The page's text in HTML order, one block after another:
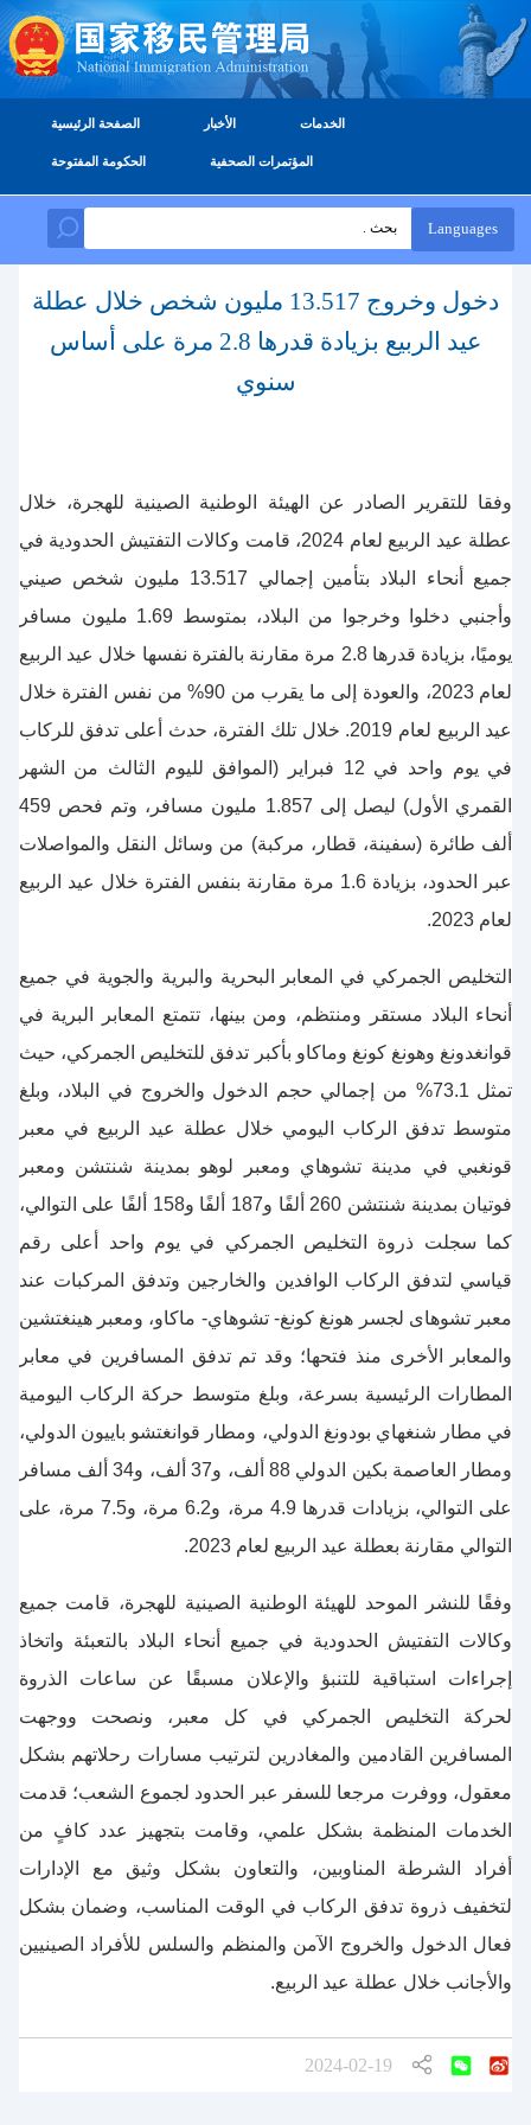
Languages
الصفحة الرئيسية الأخبار الخدمات
الحكومة المفتوحة المؤتمرات الصحفية
دخول وخروج 13.517 مليون شخص خلال عطلة
عيد الربيع بزيادة قدرها 2.8 مرة على أساس
سنوي
وفقا للتقرير الصادر عن الهيئة الوطنية الصينية للهجرة، خلال
عطلة عيد الربيع لعام 2024، قامت وكالات التفتيش الحدودية في
جميع أنحاء البلاد بتأمين إجمالي 13.517 مليون شخص صيني
وأجنبي دخلوا وخرجوا من البلاد، بمتوسط 1.69 مليون مسافر
يوميًا، بزيادة قدرها 2.8 مرة مقارنة بالفترة نفسها خلال عيد الربيع
لعام 2023، والعودة إلى ما يقرب من 90% من نفس الفترة خلال
عيد الربيع لعام 2019. خلال تلك الفترة، حدث أعلى تدفق للركاب
في يوم واحد في 12 فبراير (الموافق لليوم الثالث من الشهر
القمري الأول) ليصل إلى 1.857 مليون مسافر، وتم فحص 459
ألف طائرة (سفينة، قطار، مركبة) من وسائل النقل والمواصلات
عبر الحدود، بزيادة 1.6 مرة مقارنة بنفس الفترة خلال عيد الربيع
لعام 2023.
التخليص الجمركي في المعابر البحرية والبرية والجوية في جميع
أنحاء البلاد مستقر ومنتظم، ومن بينها، تتمتع المعابر البرية في
قوانغدونغ وهونغ كونغ وماكاو بأكبر تدفق للتخليص الجمركي، حيث
تمثل 73.1% من إجمالي حجم الدخول والخروج في البلاد، وبلغ
متوسط تدفق الركاب اليومي خلال عطلة عيد الربيع في معبر
قونغبي في مدينة تشوهاي ومعبر لوهو بمدينة شنتشن ومعبر
فوتيان بمدينة شنتشن 260 ألفًا و187 ألفًا و158 ألفًا على التوالي،
كما سجلت ذروة التخليص الجمركي في يوم واحد أعلى رقم
قياسي لتدفق الركاب الوافدين والخارجين وتدفق المركبات عند
معبر تشوهاى لجسر هونغ كونغ- تشوهاي- ماكاو، ومعبر هينغتشين
والمعابر الأخرى منذ فتحها؛ وقد تم تدفق المسافرين في معابر
المطارات الرئيسية بسرعة، وبلغ متوسط حركة الركاب اليومية
في مطار شنغهاي بودونغ الدولي، ومطار قوانغتشو باييون الدولي،
ومطار العاصمة بكين الدولي 88 ألف، و37 ألف، و34 ألف مسافر
على التوالي، بزيادات قدرها 4.9 مرة، و6.2 مرة، و7.5 مرة، على
التوالي مقارنة بعطلة عيد الربيع لعام 2023.
وفقًا للنشر الموحد للهيئة الوطنية الصينية للهجرة، قامت جميع
وكالات التفتيش الحدودية في جميع أنحاء البلاد بالتعبئة واتخاذ
إجراءات استباقية للتنبؤ والإعلان مسبقًا عن ساعات الذروة
لحركة التخليص الجمركي في كل معبر، ونصحت ووجهت
المسافرين القادمين والمغادرين لترتيب مسارات رحلاتهم بشكل
معقول، ووفرت مرجعا للسفر عبر الحدود لجموع الشعب؛ قدمت
الخدمات المنظمة بشكل علمي، وقامت بتجهيز عدد كافٍ من
أفراد الشرطة المناوبين، والتعاون بشكل وثيق مع الإدارات
لتخفيف ذروة تدفق الركاب في الوقت المناسب، وضمان بشكل
فعال الدخول والخروج الآمن والمنظم والسلس للأفراد الصينيين
والأجانب خلال عطلة عيد الربيع.
2024-02-19